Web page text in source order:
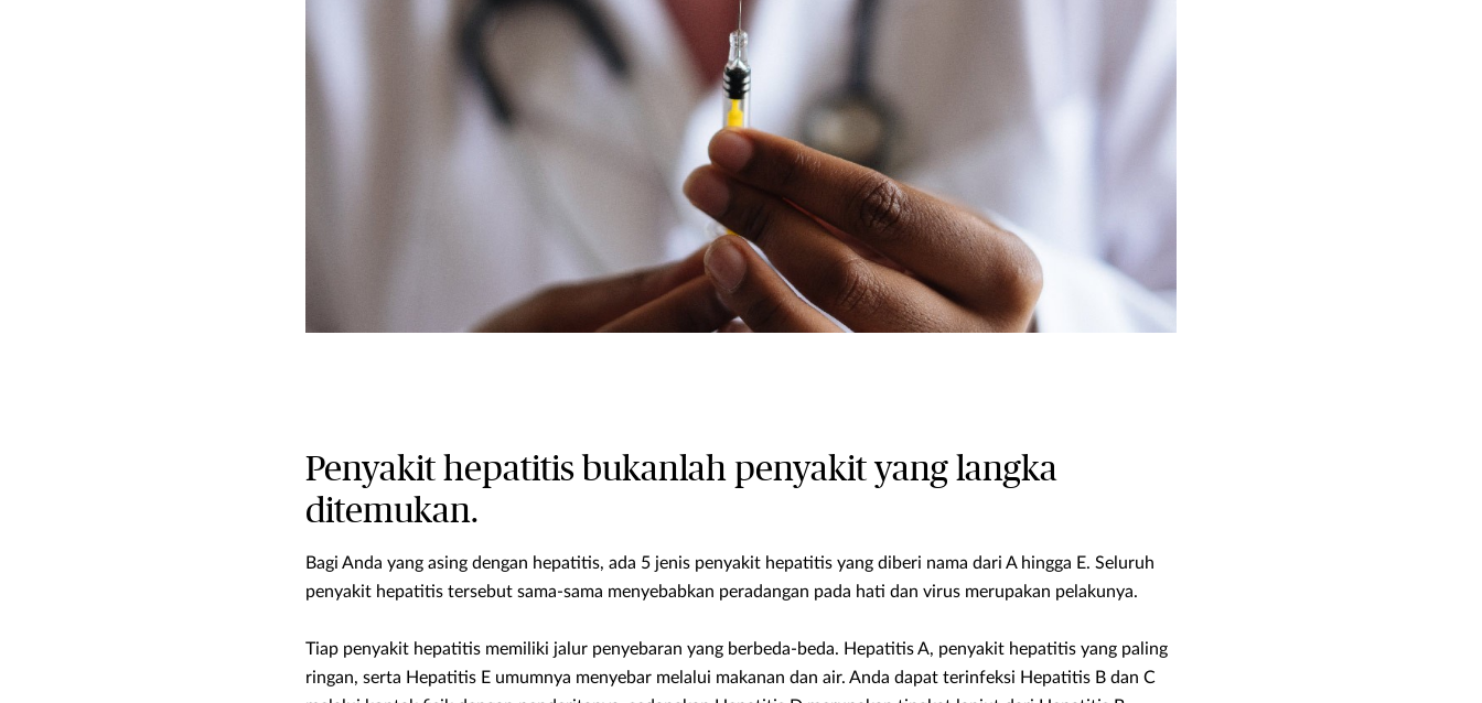
Penyakit hepatitis bukanlah penyakit yang langka
ditemukan.
Bagi Anda yang asing dengan hepatitis, ada 5 jenis penyakit hepatitis yang diberi nama dari A hingga E. Seluruh
penyakit hepatitis tersebut sama-sama menyebabkan peradangan pada hati dan virus merupakan pelakunya.
Tiap penyakit hepatitis memiliki jalur penyebaran yang berbeda-beda. Hepatitis A, penyakit hepatitis yang paling
ringan, serta Hepatitis E umumnya menyebar melalui makanan dan air. Anda dapat terinfeksi Hepatitis B dan C